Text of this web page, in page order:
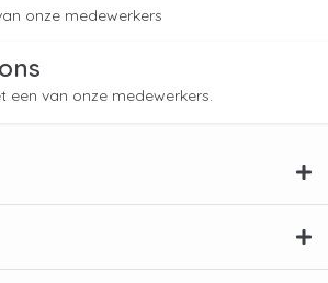
Email
door op het tekstballontje
onderin te klikken!
onze medewerkers
een van onze medewerkers.